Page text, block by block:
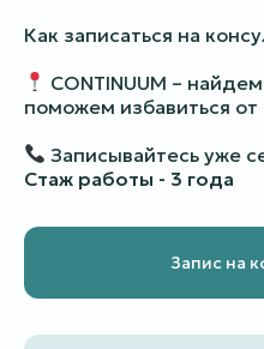
Как записаться на
CONTINUUM –
поможем избавиться от
Записывайтесь уже
Стаж работы - 3 года
Запис на